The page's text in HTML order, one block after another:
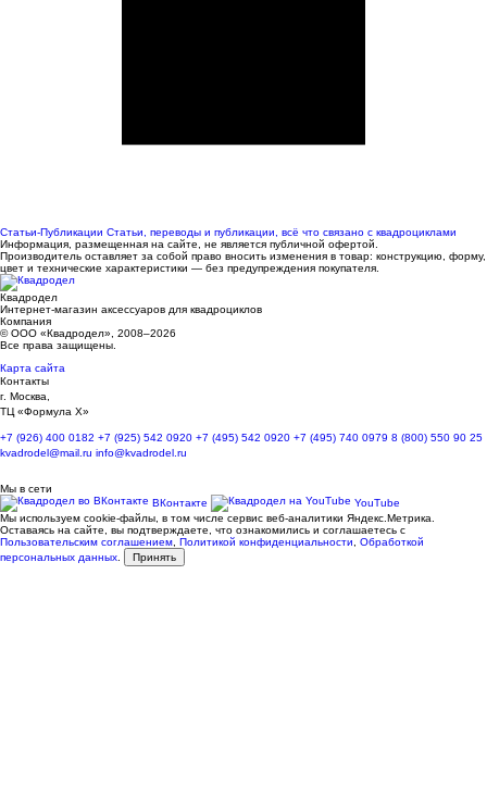
Статьи-Публикации Статьи, переводы и публикации, всё что связано с квадроциклами
Информация, размещенная на сайте, не является публичной офертой.
Производитель оставляет за собой право вносить изменения в товар: конструкцию, форму,
цвет и технические характеристики — без предупреждения покупателя.
Квадродел
Интернет-магазин аксессуаров для квадроциклов
Компания
© ООО «Квадродел», 2008–2026
Все права защищены.
Карта сайта
Контакты
г. Москва,
ТЦ «Формула Х»
+7 (926) 400 0182 +7 (925) 542 0920 +7 (495) 542 0920 +7 (495) 740 0979 8 (800) 550 90 25
kvadrodel@mail.ru info@kvadrodel.ru
Мы в сети
ВКонтакте
YouTube
Мы используем cookie-файлы, в том числе сервис веб-аналитики Яндекс.Метрика.
Оставаясь на сайте, вы подтверждаете, что ознакомились и соглашаетесь с
Пользовательским соглашением, Политикой конфиденциальности, Обработкой
персональных данных. Принять